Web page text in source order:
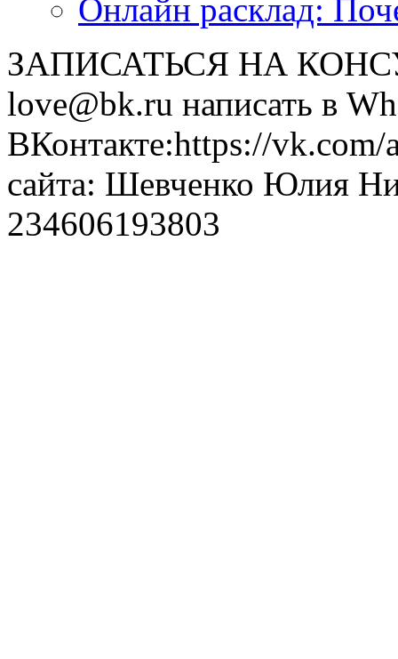
Онлайн расклад:
ЗАПИСАТЬСЯ НА
love@bk.ru написать в
ВКонтакте:https://
сайта: Шевченко Юлия
234606193803